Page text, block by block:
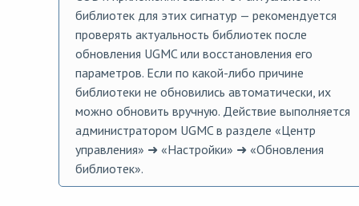
библиотек для этих сигнатур — рекомендуется
проверять актуальность библиотек после
обновления UGMC или восстановления его
параметров. Если по какой-либо причине
библиотеки не обновились автоматически, их
можно обновить вручную. Действие выполняется
администратором UGMC в разделе «Центр
управления» ➜ «Настройки» ➜ «Обновления
библиотек».